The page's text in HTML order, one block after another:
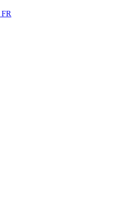
FR